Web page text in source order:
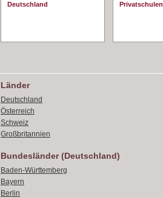
Deutschland
Privatschulen
Länder
Deutschland
Österreich
Schweiz
Großbritannien
Bundesländer (Deutschland)
Baden-Württemberg
Bayern
Berlin